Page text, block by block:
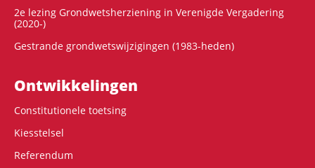
2e lezing Grondwetsherziening in Verenigde Vergadering
(2020-)
Gestrande grondwetswijzigingen (1983-heden)
Ontwikke­lingen
Constitutionele toetsing
Kiesstelsel
Referendum